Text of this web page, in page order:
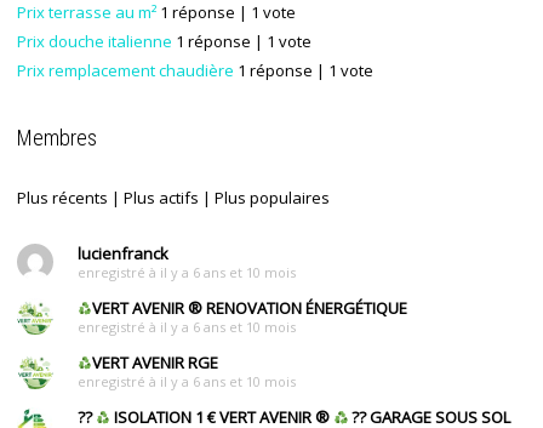
Prix terrasse au m² 1 réponse | 1 vote
Prix douche italienne 1 réponse | 1 vote
Prix remplacement chaudière 1 réponse | 1 vote
Membres
Plus récents | Plus actifs | Plus populaires
lucienfranck
enregistré à il y a 6 ans et 10 mois
VERT AVENIR®RENOVATION ÉNERGÉTIQUE
enregistré à il y a 6 ans et 10 mois
VERT AVENIR RGE
enregistré à il y a 6 ans et 10 mois
?? ISOLATION 1 € VERT AVENIR®
?? GARAGE SOUS SOL